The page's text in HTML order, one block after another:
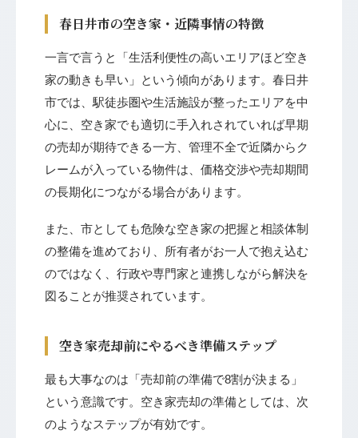
春日井市の空き家・近隣事情の特徴
一言で言うと「生活利便性の高いエリアほど空き
家の動きも早い」という傾向があります。春日井
市では、駅徒歩圏や生活施設が整ったエリアを中
心に、空き家でも適切に手入れされていれば早期
の売却が期待できる一方、管理不全で近隣からク
レームが入っている物件は、価格交渉や売却期間
の長期化につながる場合があります。
また、市としても危険な空き家の把握と相談体制
の整備を進めており、所有者がお一人で抱え込む
のではなく、行政や専門家と連携しながら解決を
図ることが推奨されています。
空き家売却前にやるべき準備ステップ
最も大事なのは「売却前の準備で8割が決まる」
という意識です。空き家売却の準備としては、次
のようなステップが有効です。